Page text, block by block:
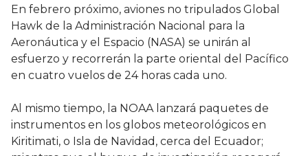
En febrero próximo, aviones no tripulados Global
Hawk de la Administración Nacional para la
Aeronáutica y el Espacio (NASA) se unirán al
esfuerzo y recorrerán la parte oriental del Pacífico
en cuatro vuelos de 24 horas cada uno.
Al mismo tiempo, la NOAA lanzará paquetes de
instrumentos en los globos meteorológicos en
Kiritimati, o Isla de Navidad, cerca del Ecuador;